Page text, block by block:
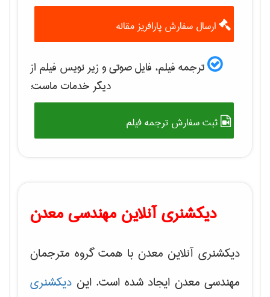
ارسال سفارش پارافریز مقاله
ترجمه فیلم، فایل صوتی و زیر نویس فیلم از
دیگر خدمات ماست:
ثبت سفارش ترجمه فیلم
دیکشنری آنلاین مهندسی معدن
دیکشنری آنلاین معدن با همت گروه مترجمان
مهندسی معدن ایجاد شده است. این دیکشنری